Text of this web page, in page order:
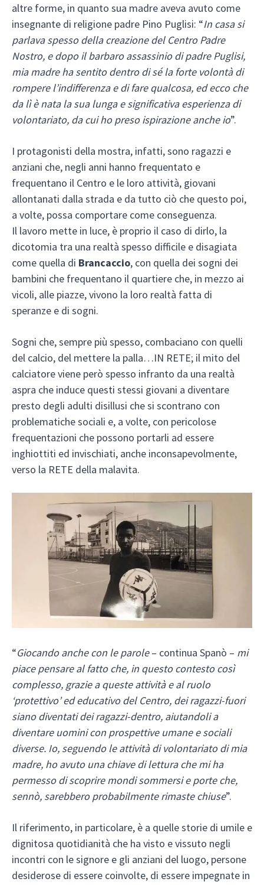
altre forme, in quanto sua madre aveva avuto come
insegnante di religione padre Pino Puglisi: “In casa si
parlava spesso della creazione del Centro Padre
Nostro, e dopo il barbaro assassinio di padre Puglisi,
mia madre ha sentito dentro di sé la forte volontà di
rompere l’indifferenza e di fare qualcosa, ed ecco che
da lì è nata la sua lunga e significativa esperienza di
volontariato, da cui ho preso ispirazione anche io”.
I protagonisti della mostra, infatti, sono ragazzi e
anziani che, negli anni hanno frequentato e
frequentano il Centro e le loro attività, giovani
allontanati dalla strada e da tutto ciò che questo poi,
a volte, possa comportare come conseguenza.
Il lavoro mette in luce, è proprio il caso di dirlo, la
dicotomia tra una realtà spesso difficile e disagiata
come quella di Brancaccio, con quella dei sogni dei
bambini che frequentano il quartiere che, in mezzo ai
vicoli, alle piazze, vivono la loro realtà fatta di
speranze e di sogni.
Sogni che, sempre più spesso, combaciano con quelli
del calcio, del mettere la palla…IN RETE; il mito del
calciatore viene però spesso infranto da una realtà
aspra che induce questi stessi giovani a diventare
presto degli adulti disillusi che si scontrano con
problematiche sociali e, a volte, con pericolose
frequentazioni che possono portarli ad essere
inghiottiti ed invischiati, anche inconsapevolmente,
verso la RETE della malavita.
“Giocando anche con le parole– continua Spanò – mi
piace pensare al fatto che, in questo contesto così
complesso, grazie a queste attività e al ruolo
‘protettivo’ ed educativo del Centro, dei ragazzi-fuori
siano diventati dei ragazzi-dentro, aiutandoli a
diventare uomini con prospettive umane e sociali
diverse. Io, seguendo le attività di volontariato di mia
madre, ho avuto una chiave di lettura che mi ha
permesso di scoprire mondi sommersi e porte che,
sennò, sarebbero probabilmente rimaste chiuse”.
Il riferimento, in particolare, è a quelle storie di umile e
dignitosa quotidianità che ha visto e vissuto negli
incontri con le signore e gli anziani del luogo, persone
desiderose di essere coinvolte, di essere impegnate in